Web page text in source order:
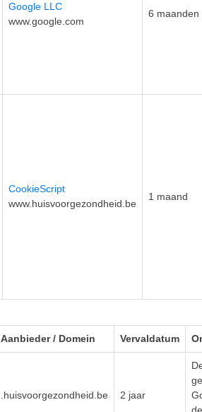
Google LLC
www.google.com
6 maanden
CookieScript
www.huisvoorgezondheid.be
1 maand
Aanbieder / Domein Vervaldatum
.huisvoorgezondheid.be 2 jaar